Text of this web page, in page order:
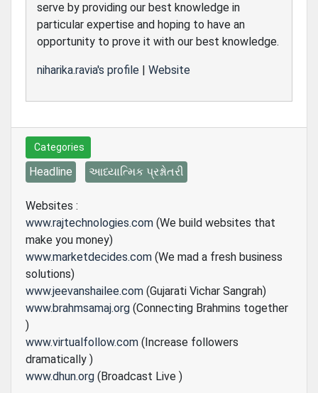
serve by providing our best knowledge in
particular expertise and hoping to have an
opportunity to prove it with our best knowledge.
niharika.ravia's profile | Website
Categories
Headline આધ્યાત્મિક પ્રશ્નોતરી
Websites :
www.rajtechnologies.com (We build websites that
make you money)
www.marketdecides.com (We mad a fresh business
solutions)
www.jeevanshailee.com (Gujarati Vichar Sangrah)
www.brahmsamaj.org (Connecting Brahmins together
)
www.virtualfollow.com (Increase followers
dramatically )
www.dhun.org (Broadcast Live )